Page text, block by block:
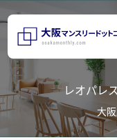
レオパレ
大